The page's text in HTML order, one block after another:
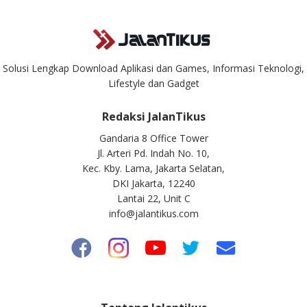
Solusi Lengkap Download Aplikasi dan Games, Informasi Teknologi,
Lifestyle dan Gadget
Redaksi JalanTikus
Gandaria 8 Office Tower
Jl. Arteri Pd. Indah No. 10,
Kec. Kby. Lama, Jakarta Selatan,
DKI Jakarta, 12240
Lantai 22, Unit C
info@jalantikus.com